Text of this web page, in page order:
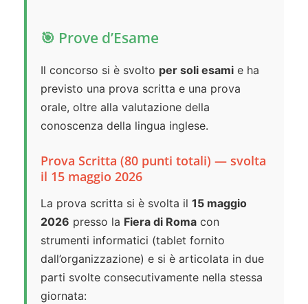
🎯 Prove d’Esame
Il concorso si è svolto per soli esami e ha
previsto una prova scritta e una prova
orale, oltre alla valutazione della
conoscenza della lingua inglese.
Prova Scritta (80 punti totali) — svolta
il 15 maggio 2026
La prova scritta si è svolta il 15 maggio
2026 presso la Fiera di Roma con
strumenti informatici (tablet fornito
dall’organizzazione) e si è articolata in due
parti svolte consecutivamente nella stessa
giornata: